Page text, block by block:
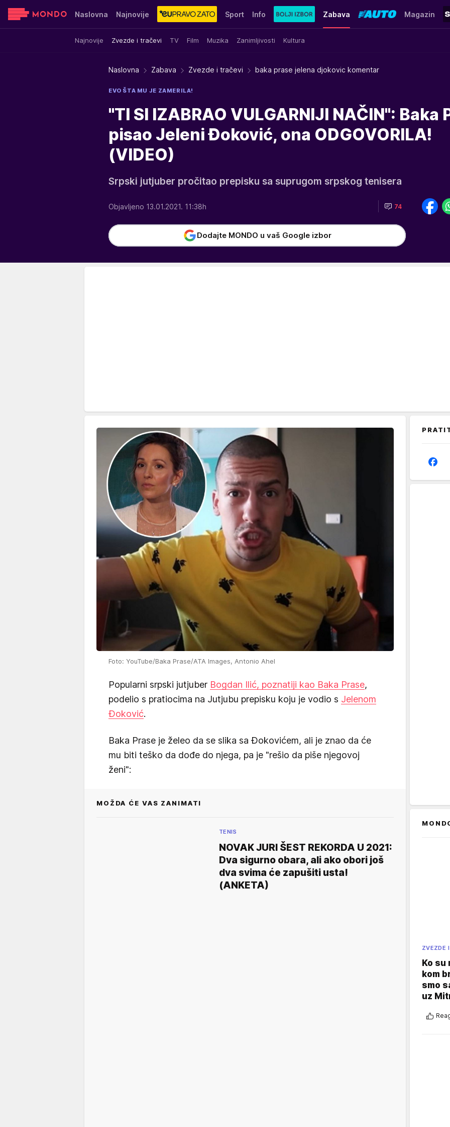
Naslovna Najnovije Sport Info Zabava
Najnovije Zvezde i tračevi TV Film Muzika Zanimljivosti Kultura
Magazin
Sensa Stvar ukusa Yumama
Naslovna Zabava Zvezde i tračevi baka prase jelena djokovic komentar
EVO ŠTA MU JE ZAMERILA!
"TI SI IZABRAO VULGARNIJI NAČIN": Baka
pisao Jeleni Đoković, ona ODGOVORILA!
(VIDEO)
Srpski jutjuber pročitao prepisku sa suprugom srpskog tenisera
Objavljeno 13.01.2021. 11:38h 74
Dodajte MONDO u vaš Google izbor
Foto: YouTube/Baka Prase/ATA Images, Antonio Ahel
Popularni srpski jutjuber Bogdan Ilić, poznatiji kao Baka Prase,
podelio s pratiocima na Jutjubu prepisku koju je vodio s Jelenom
Đoković.
Baka Prase je želeo da se slika sa Đokovićem, ali je znao da će
mu biti teško da dođe do njega, pa je "rešio da piše njegovoj
ženi":
MOŽDA ĆE VAS ZANIMATI
TENIS
NOVAK JURI ŠEST REKORDA U 2021:
Dva sigurno obara, ali ako obori još
dva svima će zapušiti usta!
(ANKETA)
ZVEZDE
Ko su
kom
smo
uz